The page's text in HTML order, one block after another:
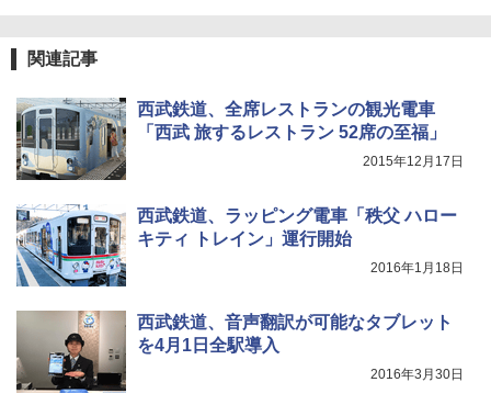
関連記事
西武鉄道、全席レストランの観光電車
「西武 旅するレストラン 52席の至福」
2015年12月17日
西武鉄道、ラッピング電車「秩父 ハロー
キティ トレイン」運行開始
2016年1月18日
西武鉄道、音声翻訳が可能なタブレット
を4月1日全駅導入
2016年3月30日